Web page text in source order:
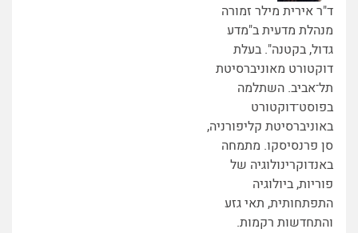
ד"ר אירית מילר זמורה
מנהלת מדעית ב"מדע
גדול, בקטנה". בעלת
דוקטורט מאוניברסיטת
תל־אביב. השתלמה
בפוסט־דוקטורט
באוניברסיטת קליפורניה,
סן פרנסיסקו. מתמחה
באנדוקרינולוגיה של
פוריות, ביולוגיה
התפתחותית, תאי גזע
והתחדשות רקמות.